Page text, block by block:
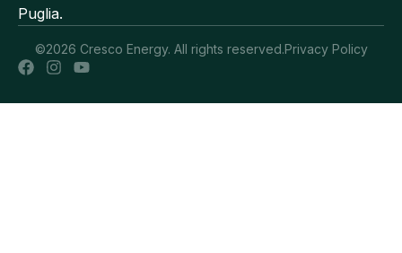
Puglia.
©2026 Cresco Energy. All rights reserved.Privacy Policy
F
a
I
Y